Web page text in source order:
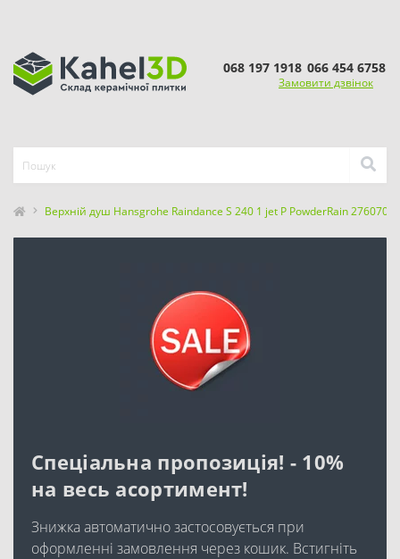
068 197 1918 066 454 6758
Замовити дзвінок
Верхній душ Hansgrohe Raindance S 240 1 jet P PowderRain 27607000
Спеціальна пропозиція! - 10%
на весь асортимент!
Знижка автоматично застосовується при
оформленні замовлення через кошик. Встигніть